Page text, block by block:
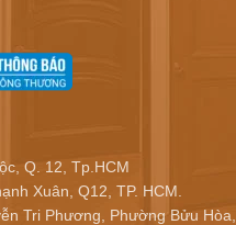
Q. 12, Tp.HCM
Xuân, Q12, TP. HCM.
Tri Phương, Phường Bửu Hòa,